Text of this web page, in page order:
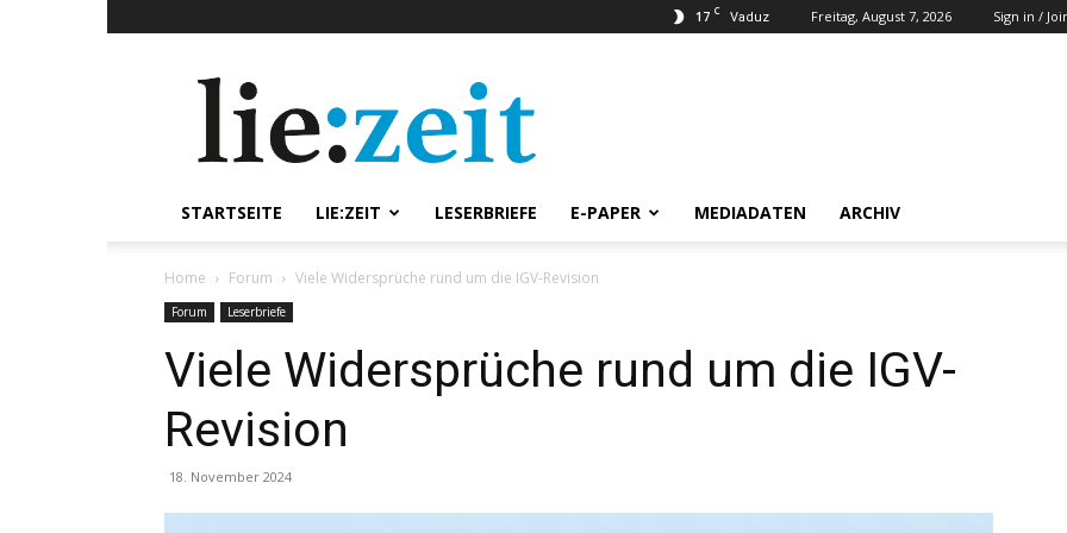
17 C Vaduz Freitag, August 7, 2026 Sign in /
STARTSEITE LIE:ZEIT LESERBRIEFE E-PAPER MEDIADATEN ARCHIV
Home Forum Viele Widersprüche rund um die IGV-Revision
Forum Leserbriefe
Viele Widersprüche rund um die IGV-
Revision
18. November 2024